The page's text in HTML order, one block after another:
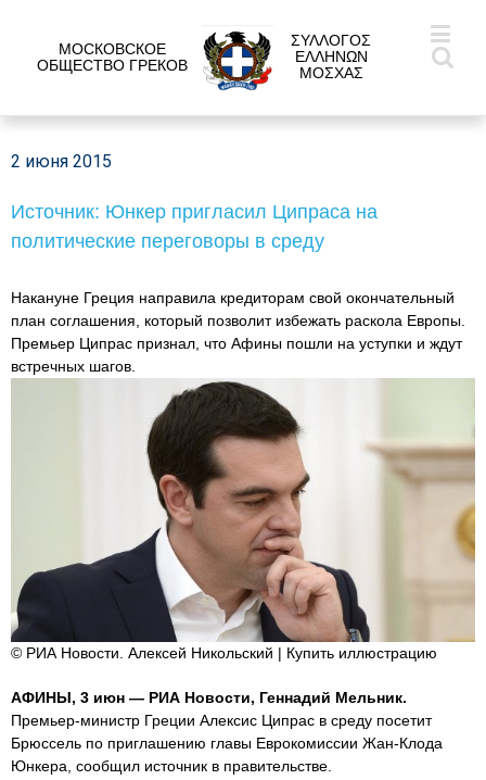
МОСКОВСКОЕ
ОБЩЕСТВО ГРЕКОВ
ΣΥΛΛΟΓΟΣ
ΕΛΛΗΝΩΝ
ΜΟΣΧΑΣ
2 июня 2015
Источник: Юнкер пригласил Ципраса на
политические переговоры в среду
Накануне Греция направила кредиторам свой окончательный
план соглашения, который позволит избежать раскола Европы.
Премьер Ципрас признал, что Афины пошли на уступки и ждут
встречных шагов.
© РИА Новости. Алексей Никольский | Купить иллюстрацию
АФИНЫ, 3 июн — РИА Новости, Геннадий Мельник.
Премьер-министр Греции Алексис Ципрас в среду посетит
Брюссель по приглашению главы Еврокомиссии Жан-Клода
Юнкера, сообщил источник в правительстве.